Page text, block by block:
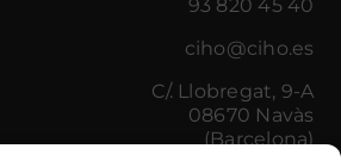
93 820 45 40
ciho@ciho.es
C/. Llobregat, 9-A
08670 Navàs
(Barcelona)